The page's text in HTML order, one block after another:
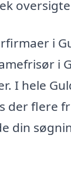
i
i
I hele
der flere
din